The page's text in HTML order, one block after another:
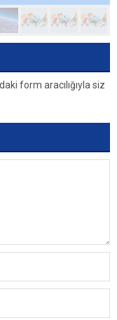
form aracılığıyla siz